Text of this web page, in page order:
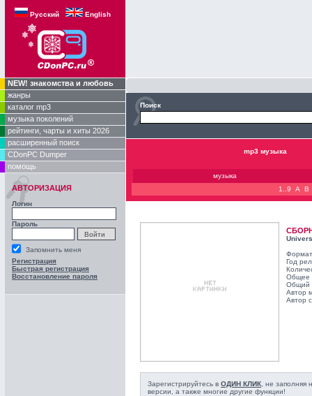
Русский English
NEW! знакомства и любовь
жанры
каталог mp3
музыка поколений
рейтинги, чарты и хиты 2026
расширенный поиск
CDonPC Dumper
помощь
АВТОРИЗАЦИЯ
Логин
Пароль
Запомнить меня
Регистрация
Быстрая регистрация
Восстановление пароля
Поиск
mp3 музыка
музыка
1..9
A B
Год
Общее
Общий
Автор
Автор
Зарегистрируйтесь в ОДИН КЛИК , не
версии, а также многие другие функции!